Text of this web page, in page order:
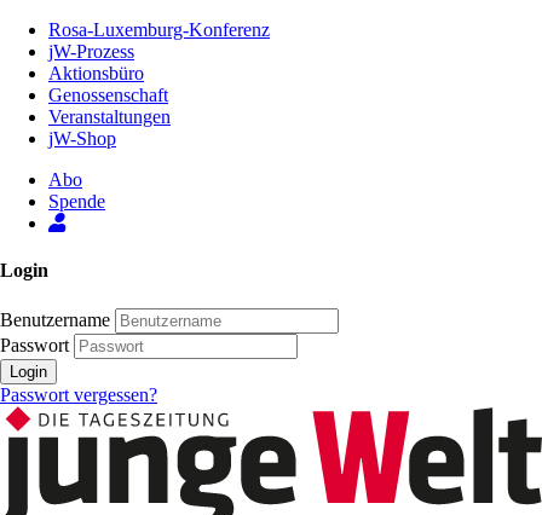
Inhalt
Seite
Rosa-Luxemburg-Konferenz
jW-Prozess
Aktionsbüro
Genossenschaft
Veranstaltungen
jW-Shop
Abo
Spende
Login
Benutzername
Passwort
Login
Passwort vergessen?